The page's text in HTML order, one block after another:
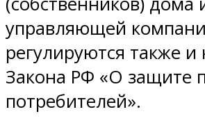
управляющей
регулируются также
Закона РФ «О защите
потребителей».